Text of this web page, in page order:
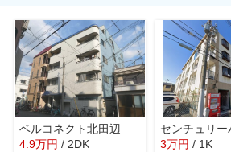
ベルコネクト北田辺
4.9万円 / 2DK
3万円 / 1K